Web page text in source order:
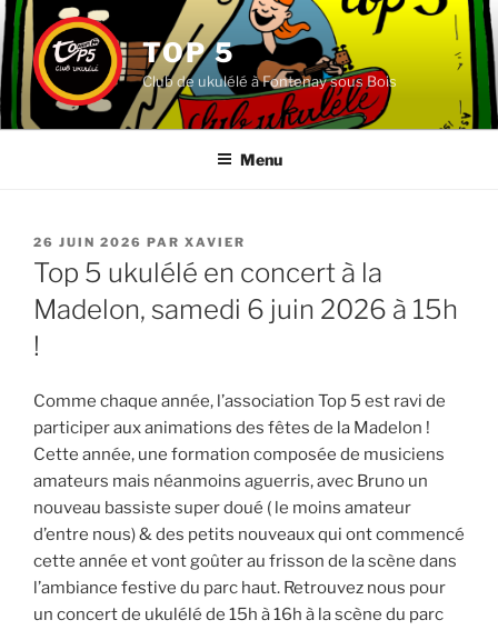
Aller
au
contenu
principal
TOP 5
Club de ukulélé à Fontenay sous Bois
Menu
PUBLIÉ
LE
26 JUIN 2026 PAR XAVIER
Top 5 ukulélé en concert à la
Madelon, samedi 6 juin 2026 à 15h
!
Comme chaque année, l’association Top 5 est ravi de
participer aux animations des fêtes de la Madelon !
Cette année, une formation composée de musiciens
amateurs mais néanmoins aguerris, avec Bruno un
nouveau bassiste super doué ( le moins amateur
d’entre nous) & des petits nouveaux qui ont commencé
cette année et vont goûter au frisson de la scène dans
l’ambiance festive du parc haut. Retrouvez nous pour
un concert de ukulélé de 15h à 16h à la scène du parc